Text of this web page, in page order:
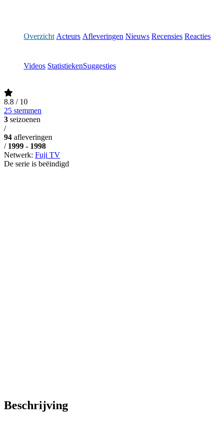
Overzicht Acteurs Afleveringen Nieuws Recensies Reacties
Videos StatistiekenSuggesties
8.8 / 10
25 stemmen
3 seizoenen
/
94 afleveringen
/ 1999 - 1998
Netwerk: Fuji TV
De serie is beëindigd
Beschrijving